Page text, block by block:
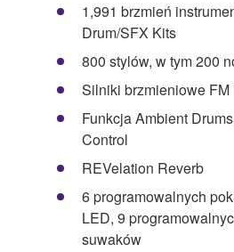
1,991 brzmień
Drum/SFX Kits
800 stylów, w tym 200
Silniki brzmieniowe FM
Funkcja Ambient
Control
REVelation Reverb
6 programowalnych
LED, 9
suwaków